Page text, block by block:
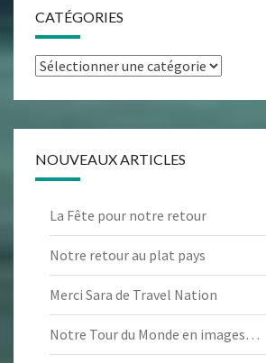
CATÉGORIES
Catégories
NOUVEAUX ARTICLES
La Fête pour notre retour
Notre retour au plat pays
Merci Sara de Travel Nation
Notre Tour du Monde en images…